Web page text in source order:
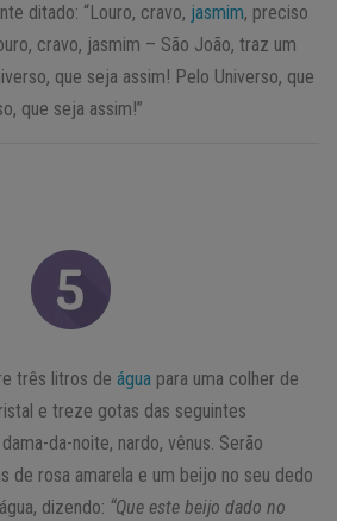
ditado: “Louro, cravo, jasmim, preciso
cravo, jasmim – São João, traz um
que seja assim! Pelo Universo, que
que seja assim!”
três litros de água para uma colher de
e treze gotas das seguintes
da-noite, nardo, vênus. Serão
de rosa amarela e um beijo no seu dedo
dizendo: “Que este beijo dado no